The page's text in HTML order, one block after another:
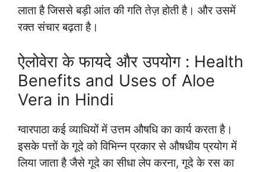
लाता है जिससे बड़ी आंत की गति तेज़ होती है। और उसमें
रक्त संचार बढ़ता है।
ऐलोवेरा के फायदे और उपयोग : Health
Benefits and Uses of Aloe
Vera in Hindi
ग्वारपाठा कई व्याधियों में उत्तम औषधि का कार्य करता है।
इसके पत्तों के गूदे को विभिन्न प्रकार से औषधीय प्रयोग में
लिया जाता है जैसे गूदे का सीधा लेप करना, गूदे के रस का